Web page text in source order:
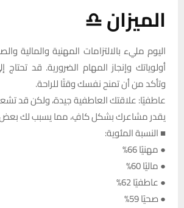
الميزان ♎
اليوم مليء بالالتزامات المهنية والمالية
أولوياتك وإنجاز المهام الضرورية. قد
وتأكد من أن تمنح نفسك وقتًا للراحة.
عاطفيًا: علاقتك العاطفية جيدة، ولكن قد تشعر
يقدر مشاعرك بشكل كافٍ، مما يسبب لك بعض
■ النسبة المئوية:
● مهنيًا 66%
● ماليًا 60%
● عاطفيًا 62%
● صحيًا 59%